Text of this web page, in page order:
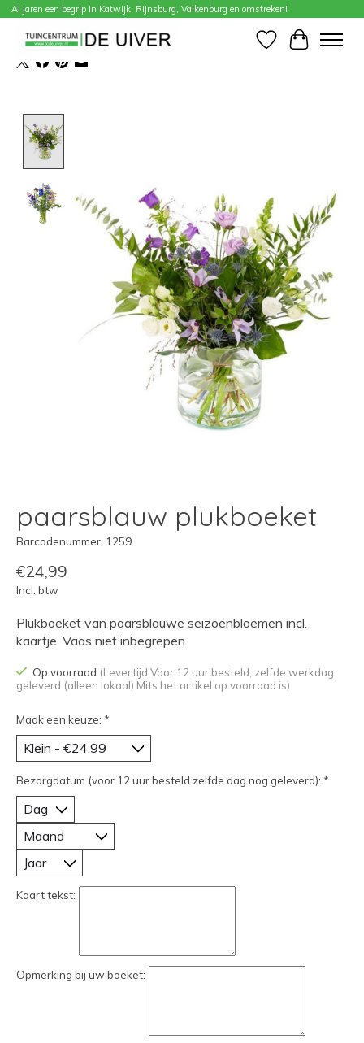
Al jaren een begrip in Katwijk, Rijnsburg, Valkenburg en omstreken!
Verlanglijst
Home / paarsblauw plukboeket
paarsblauw plukboeket
Barcodenummer: 1259
€24,99
Incl. btw
Plukboeket van paarsblauwe seizoenbloemen incl.
kaartje. Vaas niet inbegrepen.
Op voorraad (Levertijd:Voor 12 uur besteld, zelfde werkdag
geleverd (alleen lokaal) Mits het artikel op voorraad is)
Maak een keuze: *
Bezorgdatum (voor 12 uur besteld zelfde dag nog geleverd): *
Kaart tekst:
Opmerking bij uw boeket: